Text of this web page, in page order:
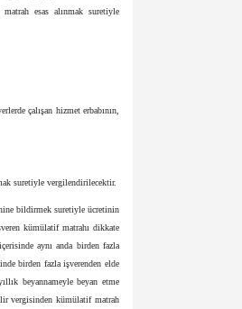
esas alınmak suretiyle
çalışan hizmet erbabının,
suretiyle vergilendirilecektir.
bildirmek suretiyle ücretinin
kümülatif matrahı dikkate
aynı anda birden fazla
birden fazla işverenden elde
beyannameyle beyan etme
vergisinden kümülatif matrah